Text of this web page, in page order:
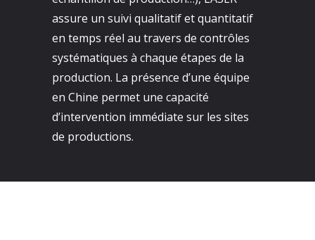
assure un suivi qualitatif et quantitatif
en temps réel au travers de contrôles
systématiques à chaque étapes de la
production. La présence d’une équipe
en Chine permet une capacité
d’intervention immédiate sur les sites
de productions.